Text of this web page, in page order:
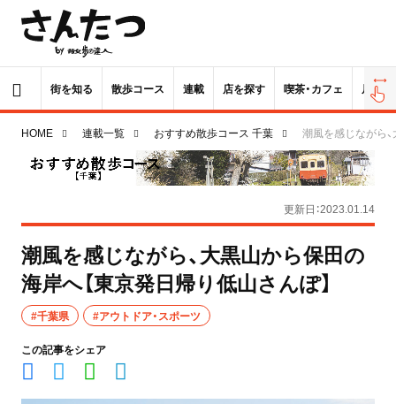
街を知る 散歩コース 連載 店を探す 喫茶・カフェ 居酒屋
HOME 連載一覧 おすすめ散歩コース 千葉 潮風を感じながら
更新日：2023.01.14
潮風を感じながら、大黒山から保田の
海岸へ【東京発日帰り低山さんぽ】
#千葉県 #アウトドア・スポーツ
この記事をシェア